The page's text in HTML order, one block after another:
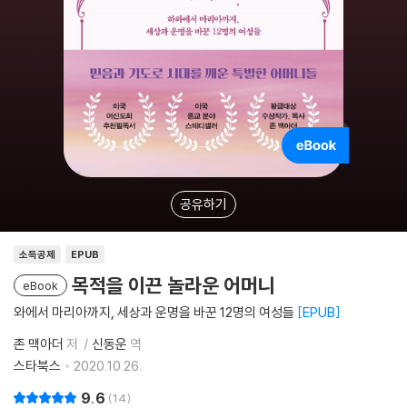
공유하기
소득공제 EPUB
eBook 목적을 이끈 놀라운 어머니
와에서 마리아까지, 세상과 운명을 바꾼 12명의 여성들 EPUB
존 맥아더 저 신동운 역
스타북스
2020.10.26.
9.6 14